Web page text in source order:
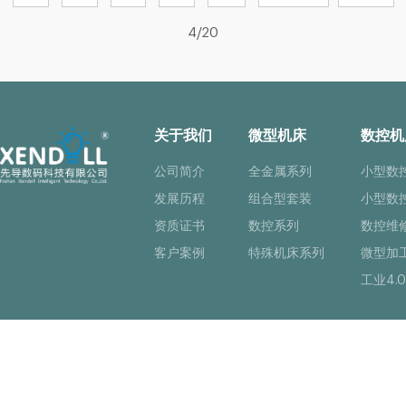
4/20
关于我们
公司简介
发展历程
资质证书
客户案例
微型机床
全金属系列
组合型套装
数控系列
特殊机床系列
数控
小型数
小型数
数控维
微型加
工业4.0